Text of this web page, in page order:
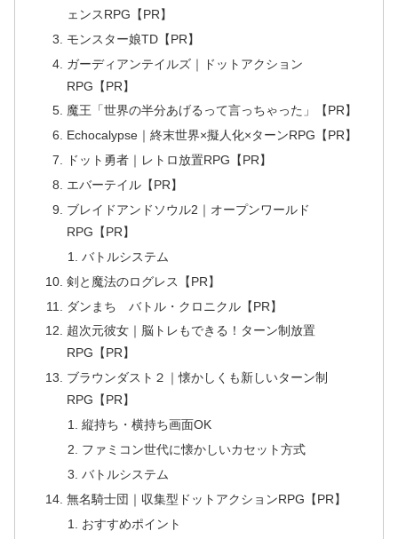
ェンスRPG【PR】
モンスター娘TD【PR】
ガーディアンテイルズ｜ドットアクション
RPG【PR】
魔王「世界の半分あげるって言っちゃった」【PR】
Echocalypse｜終末世界×擬人化×ターンRPG【PR】
ドット勇者｜レトロ放置RPG【PR】
エバーテイル【PR】
ブレイドアンドソウル2｜オープンワールド
RPG【PR】
バトルシステム
剣と魔法のログレス【PR】
ダンまち バトル・クロニクル【PR】
超次元彼女｜脳トレもできる！ターン制放置
RPG【PR】
ブラウンダスト２｜懐かしくも新しいターン制
RPG【PR】
縦持ち・横持ち画面OK
ファミコン世代に懐かしいカセット方式
バトルシステム
無名騎士団｜収集型ドットアクションRPG【PR】
おすすめポイント